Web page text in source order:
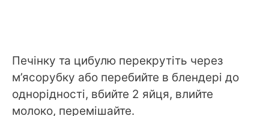
Печінку та цибулю перекрутіть через
м’ясорубку або перебийте в блендері до
однорідності, вбийте 2 яйця, влийте
молоко, перемішайте.